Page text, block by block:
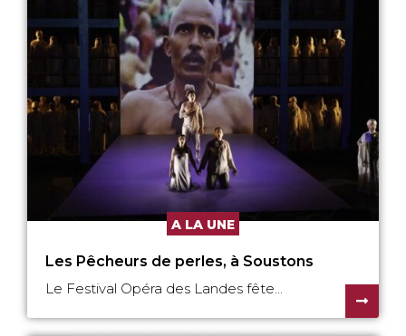
A LA UNE
Les Pêcheurs de perles, à Soustons
Le Festival Opéra des Landes fête...